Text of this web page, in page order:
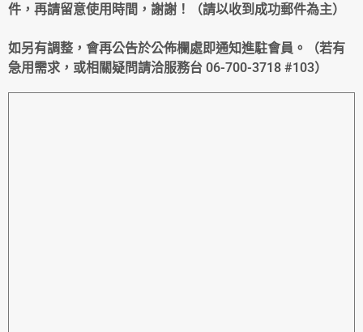
件，再請留意使用時間，謝謝！（請以收到成功郵件為主）
如另有調整，會再公告於公佈欄處即通知進駐會員。（若有
急用需求，或相關疑問請洽服務台 06-700-3718 #103）